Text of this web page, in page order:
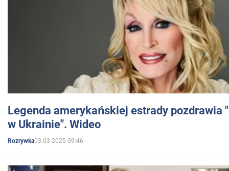
Legenda amerykańskiej estrady pozdrawia
w Ukrainie". Wideo
Rozrywka03.03.2025 09:46